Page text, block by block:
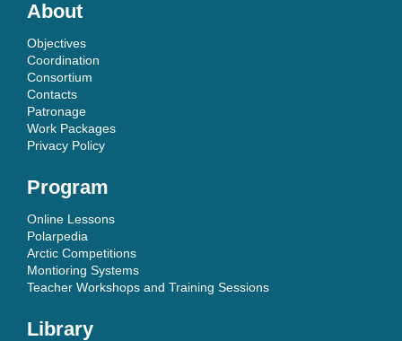
About
Objectives
Coordination
Consortium
Contacts
Patronage
Work Packages
Privacy Policy
Program
Online Lessons
Polarpedia
Arctic Competitions
Montioring Systems
Teacher Workshops and Training Sessions
Library